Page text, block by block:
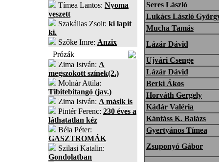
Tímea Lantos: Nyoma
veszett
Szakállas Zsolt: ki lapít
ki.
Szőke Imre: Anzix
Prózák
Zima István: A
megszokott színek(2.)
Molnár Attila:
Tibitebitangó (jav.)
Zima István: A másik is
Pintér Ferenc: 230 éves a
láthatatlan kéz
Béla Péter:
GASZTROMÁK
Szilasi Katalin:
Gondolatban
Seres László
Lukács László
Mucha Tamás
Lázár Dávid
Ujvári Csenge
Lázár Dávid
Berki Ákos
Horváth Gergely
Kádár Valéria
Kántáss K. Balázs
Gyertyános Tímea
Zsuponyó Gábor